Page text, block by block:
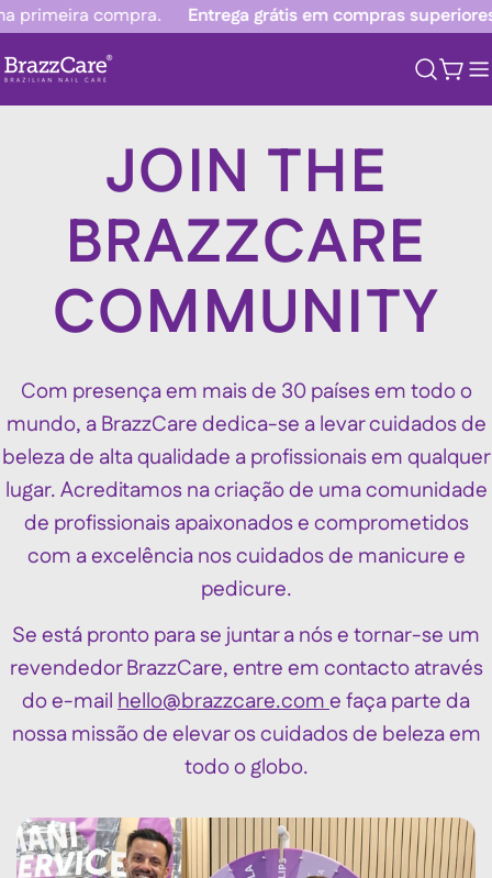
Ir
para
o
primeira compra. Entrega grátis em compras superiores
JOIN THE
BRAZZCARE
COMMUNITY
Com presença em mais de 30 países em todo o
mundo, a BrazzCare dedica-se a levar cuidados de
beleza de alta qualidade a profissionais em qualquer
lugar. Acreditamos na criação de uma comunidade
de profissionais apaixonados e comprometidos
com a excelência nos cuidados de manicure e
pedicure.
Se está pronto para se juntar a nós e tornar-se um
revendedor BrazzCare, entre em contacto através
do e-mailhello@brazzcare.come faça parte da
nossa missão de elevar os cuidados de beleza em
todo o globo.